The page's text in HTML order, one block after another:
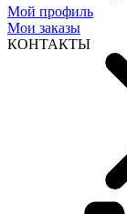
Мой профиль
Мои заказы
КОНТАКТЫ